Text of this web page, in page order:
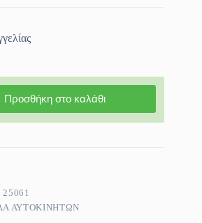
Προσθήκη στο καλάθι
25061
ΑΥΤΟΚΙΝΉΤΩΝ